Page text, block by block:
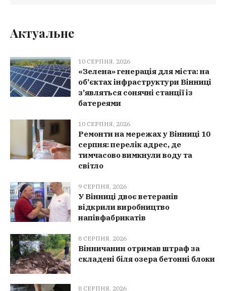
Актуальне
10 СЕРПНЯ, 2026
«Зелена» генерація для міста: на
об’єктах інфраструктури Вінниці
з’являться сонячні станції із
батереями
10 СЕРПНЯ, 2026
Ремонти на мережах у Вінниці 10
серпня: перелік адрес, де
тимчасово вимкнули воду та
світло
9 СЕРПНЯ, 2026
У Вінниці двоє ветеранів
відкрили виробництво
напівфабрикатів
8 СЕРПНЯ, 2026
Вінничанин отримав штраф за
складені біля озера бетонні блоки
8 СЕРПНЯ, 2026